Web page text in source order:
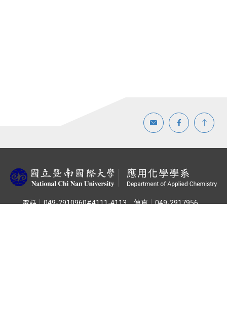
電話 049-2910960#4111-4113 傳真
049-2917956